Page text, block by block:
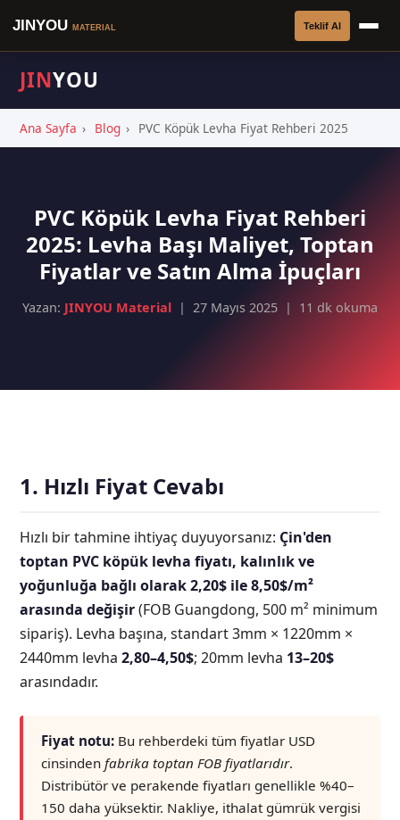
JINYOU MATERIAL Teklif Al
JINYOU
Ana Sayfa › Blog › PVC Köpük Levha Fiyat Rehberi 2025
PVC Köpük Levha Fiyat Rehberi
2025: Levha Başı Maliyet, Toptan
Fiyatlar ve Satın Alma İpuçları
Yazan: JINYOU Material | 27 Mayıs 2025 | 11 dk okuma
1. Hızlı Fiyat Cevabı
Hızlı bir tahmine ihtiyaç duyuyorsanız: Çin'den
toptan PVC köpük levha fiyatı, kalınlık ve
yoğunluğa bağlı olarak 2,20$ ile 8,50$/m²
arasında değişir(FOB Guangdong, 500 m² minimum
sipariş). Levha başına, standart 3mm × 1220mm ×
2440mm levha2,80–4,50$; 20mm levha 13–20$
arasındadır.
Fiyat notu: Bu rehberdeki tüm fiyatlar USD
cinsindenfabrika toptan FOB fiyatlarıdır.
Distribütör ve perakende fiyatları genellikle %40–
150 daha yüksektir. Nakliye, ithalat gümrük vergisi